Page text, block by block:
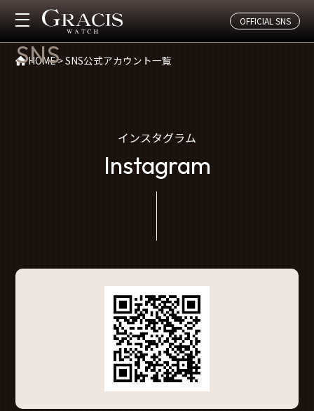
OFFICIAL SNS
SNS公式アカウント一覧
SNS
HOME>SNS公式アカウント一覧
インスタグラム
Instagram